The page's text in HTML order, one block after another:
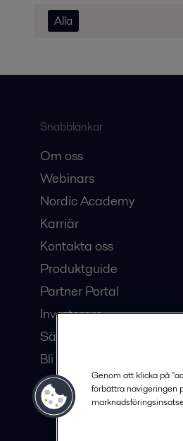
Alla
Snabblänkar
Om oss
Webinars
Nordic Academy
Karriär
Kontakta oss
Produktguide
Partner Portal
Investerare
Säkerhetsdatablad
Bli en partner
Genom att klicka på
förbättra navigeringen